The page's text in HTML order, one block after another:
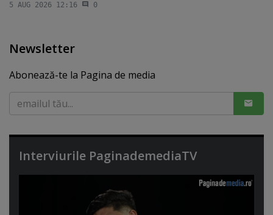
5 AUG 2026 12:16 0
Newsletter
Abonează-te la Pagina de media
Interviurile PaginademediaTV